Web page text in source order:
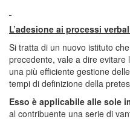
L’adesione ai processi
Si tratta di un nuovo istituto
precedente, vale a dire
una più efficiente gestione
tempi di definizione della
Esso è applicabile alle sole
al contribuente una serie di